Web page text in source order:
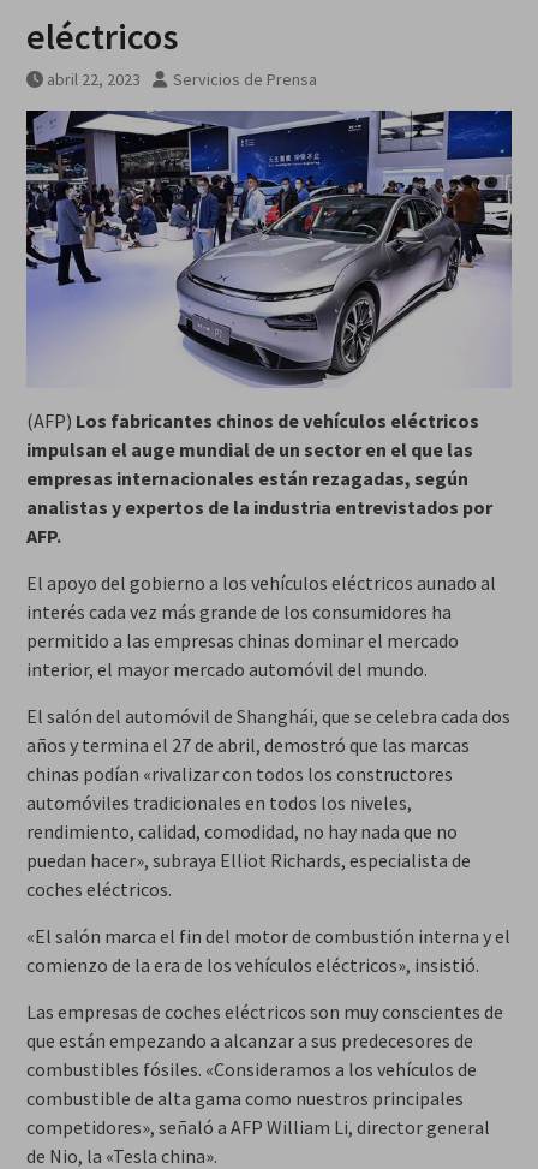
Green Room
eléctricos
abril 22, 2023 Servicios de Prensa
(AFP) Los fabricantes chinos de vehículos eléctricos
impulsan el auge mundial de un sector en el que las
empresas internacionales están rezagadas, según
analistas y expertos de la industria entrevistados por
AFP.
El apoyo del gobierno a los vehículos eléctricos aunado al
interés cada vez más grande de los consumidores ha
permitido a las empresas chinas dominar el mercado
interior, el mayor mercado automóvil del mundo.
El salón del automóvil de Shanghái, que se celebra cada dos
años y termina el 27 de abril, demostró que las marcas
chinas podían «rivalizar con todos los constructores
automóviles tradicionales en todos los niveles,
rendimiento, calidad, comodidad, no hay nada que no
puedan hacer», subraya Elliot Richards, especialista de
coches eléctricos.
«El salón marca el fin del motor de combustión interna y el
comienzo de la era de los vehículos eléctricos», insistió.
Las empresas de coches eléctricos son muy conscientes de
que están empezando a alcanzar a sus predecesores de
combustibles fósiles. «Consideramos a los vehículos de
combustible de alta gama como nuestros principales
competidores», señaló a AFP William Li, director general
de Nio, la «Tesla china».